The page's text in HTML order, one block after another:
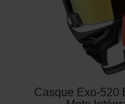
Casque Exo-520